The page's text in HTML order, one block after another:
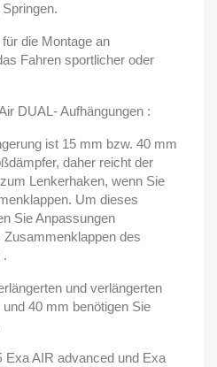
die Montage an
Fahren sportlicher oder
DUAL- Aufhängungen :
ist 15 mm bzw. 40 mm
daher reicht der
Lenkerhaken, wenn Sie
Um dieses
Sie Anpassungen
des
.
und verlängerten
40 mm benötigen Sie
Exa AIR advanced und Exa